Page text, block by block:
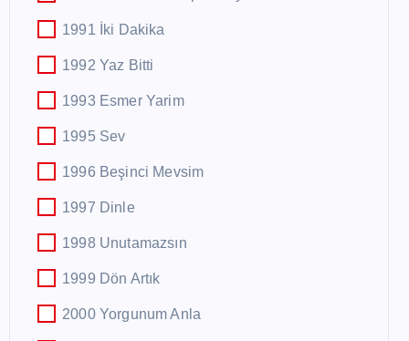
1991 İki Dakika
1992 Yaz Bitti
1993 Esmer Yarim
1995 Sev
1996 Beşinci Mevsim
1997 Dinle
1998 Unutamazsın
1999 Dön Artık
2000 Yorgunum Anla